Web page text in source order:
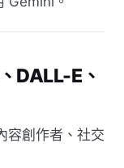
DALL-E、
容創作者、社交